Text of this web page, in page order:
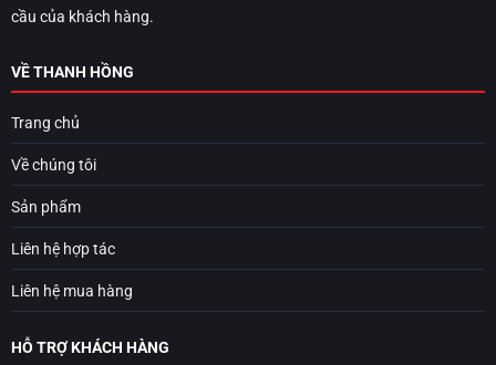
cầu của khách hàng.
VỀ THANH HỒNG
Trang chủ
Về chúng tôi
Sản phẩm
Liên hệ hợp tác
Liên hệ mua hàng
HỖ TRỢ KHÁCH HÀNG